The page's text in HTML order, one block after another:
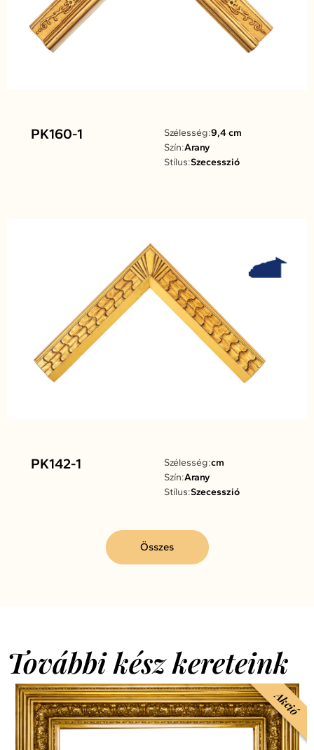
PK160-1 Szélesség:9,4 cm
Szín:Arany
Stílus:Szecesszió
PK142-1 Szélesség:cm
Szín:Arany
Stílus:Szecesszió
Összes
További kész kereteink
Akció